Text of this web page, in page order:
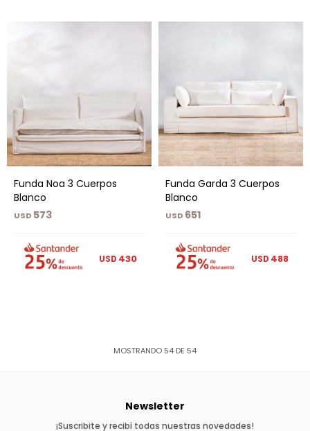
Funda Noa 3 Cuerpos
Blanco
USD 573
USD 430
Funda Garda 3 Cuerpos
Blanco
USD 651
USD 488
MOSTRANDO 54 DE 54
Newsletter
¡Suscribite y recibí todas nuestras novedades!